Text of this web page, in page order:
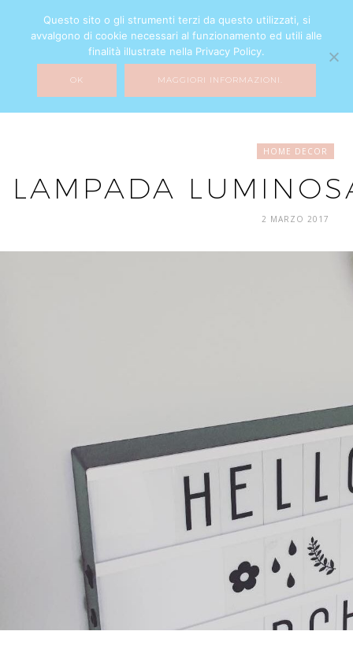
ARCHIVIO
HOME DECOR
LAMPADA
2 MARZO 2017
Questo sito o gli strumenti terzi da questo utilizzati, si
avvalgono di cookie necessari al funzionamento ed utili alle
finalità illustrate nella Privacy Policy.
OK MAGGIORI INFORMAZIONI.